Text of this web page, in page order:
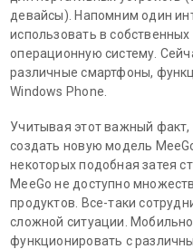
девайсы). Напомним один
использовать в
операционную систему.
различные смартфоны,
Windows Phone.
Учитывая этот важный
создать новую модель
некоторых подобная затея
MeeGo не доступно
продуктов. Все-таки
сложной ситуации.
функционировать с